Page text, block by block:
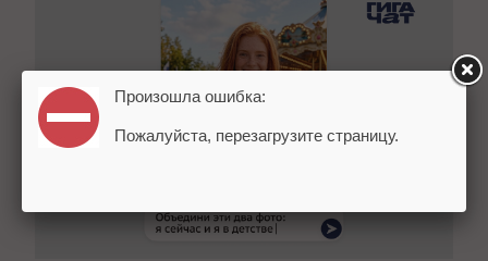
Произошла ошибка:
Пожалуйста, перезагрузите страницу.